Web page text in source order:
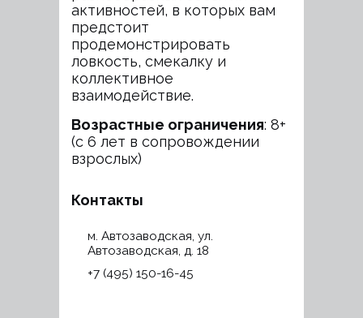
активностей, в которых вам
предстоит
продемонстрировать
ловкость, смекалку и
коллективное
взаимодействие.
Возрастные ограничения: 8+
(с 6 лет в сопровождении
взрослых)
Контакты
м. Автозаводская, ул.
Автозаводская, д. 18
+7 (495) 150-16-45